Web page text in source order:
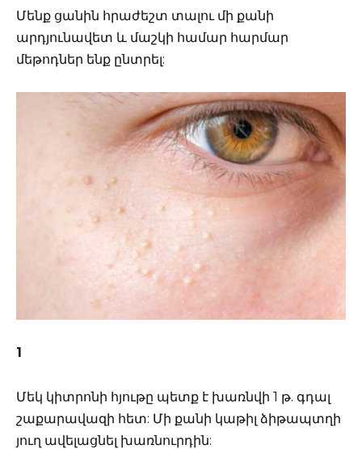
Մենք ցանին հրաժեշտ տալու մի քանի
արդյունավետ և մաշկի համար հարմար
մեթոդներ ենք ընտրել:
1
Մեկ կիտրոնի հյութը պետք է խառնվի 1 թ. գդալ
շաքարավազի հետ: Մի քանի կաթիլ ձիթապտղի
յուղ ավելացնել խառնուրդին: